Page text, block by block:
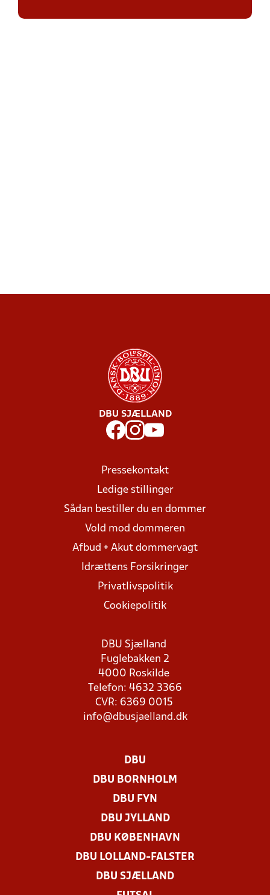
DBU SJÆLLAND
Pressekontakt
Ledige stillinger
Sådan bestiller du en dommer
Vold mod dommeren
Afbud + Akut dommervagt
Idrættens Forsikringer
Privatlivspolitik
Cookiepolitik
DBU Sjælland
Fuglebakken 2
4000 Roskilde
Telefon: 4632 3366
CVR: 6369 0015
info@dbusjaelland.dk
DBU
DBU BORNHOLM
DBU FYN
DBU JYLLAND
DBU KØBENHAVN
DBU LOLLAND-FALSTER
DBU SJÆLLAND